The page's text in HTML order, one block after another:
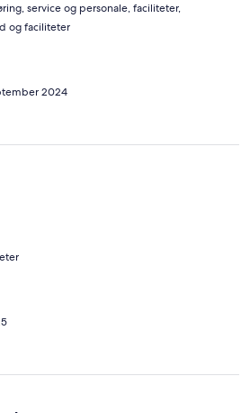
service og personale, faciliteter,
og faciliteter
2024